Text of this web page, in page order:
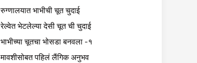
रुग्णालयात भाभीची चूत चुदाई
रेल्वेत भेटलेल्या देसी चूत ची चुदाई
भाभीच्या चूतचा भोसडा बनवला -१
मावशीसोबत पहिलं लैंगिक अनुभव